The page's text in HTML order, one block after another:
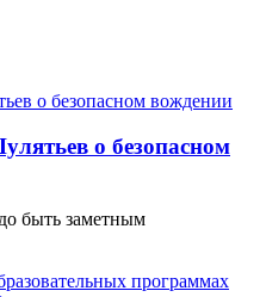
о безопасном
быть заметным